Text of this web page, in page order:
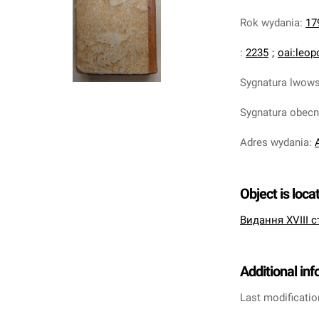
Rok wydania:
: 2235 ;
Sygnatura
Sygnatura
Adres wydania:
Object is
Видання XVIII
Additional
Last